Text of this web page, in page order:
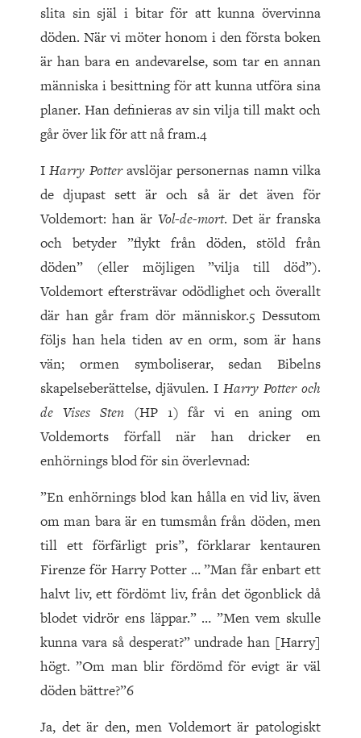
slita sin själ i bitar för att kunna övervinna
döden. När vi möter honom i den första boken
är han bara en andevarelse, som tar en annan
människa i besittning för att kunna utföra sina
planer. Han definieras av sin vilja till makt och
går över lik för att nå fram.4
IHarry Potteravslöjar personernas namn vilka
de djupast sett är och så är det även för
Voldemort: han är Vol-de-mort. Det är franska
och betyder ”flykt från döden, stöld från
döden” (eller möjligen ”vilja till död”).
Voldemort eftersträvar odödlighet och överallt
där han går fram dör människor.5 Dessutom
följs han hela tiden av en orm, som är hans
vän; ormen symboliserar, sedan Bibelns
skapelseberättelse, djävulen. I Harry Potter och
de Vises Sten (HP 1) får vi en aning om
Voldemorts förfall när han dricker en
enhörnings blod för sin överlevnad:
”En enhörnings blod kan hålla en vid liv, även
om man bara är en tumsmån från döden, men
till ett förfärligt pris”, förklarar kentauren
Firenze för Harry Potter … ”Man får enbart ett
halvt liv, ett fördömt liv, från det ögonblick då
blodet vidrör ens läppar.” … ”Men vem skulle
kunna vara så desperat?” undrade han [Harry]
högt. ”Om man blir fördömd för evigt är väl
döden bättre?”6
Ja, det är den, men Voldemort är patologiskt